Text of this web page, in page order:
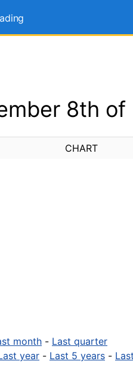
8th of
CHART
month - Last quarter
year - Last 5 years -